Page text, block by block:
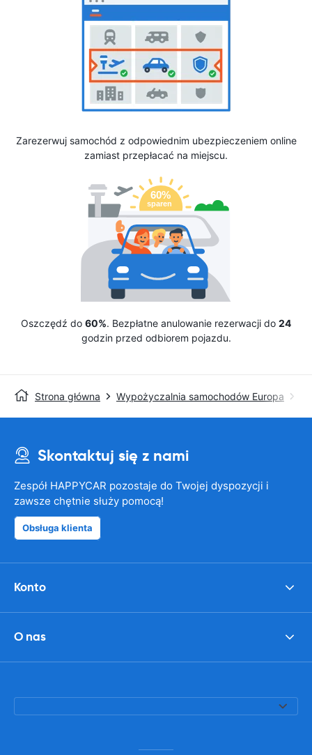
Zarezerwuj samochód z odpowiednim ubezpieczeniem online
zamiast przepłacać na miejscu.
Oszczędź do 60%. Bezpłatne anulowanie rezerwacji do 24
godzin przed odbiorem pojazdu.
Strona główna Wypożyczalnia samochodów Europa
Skontaktuj się z nami
Zespół HAPPYCAR pozostaje do Twojej dyspozycji i
zawsze chętnie służy pomocą!
Obsługa klienta
Konto
O nas